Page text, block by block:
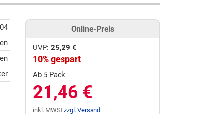
Online-Preis
UVP: 25,29 €
10% gespart
Ab 5 Pack
21,46 €
inkl. MWSt zzgl. Versand